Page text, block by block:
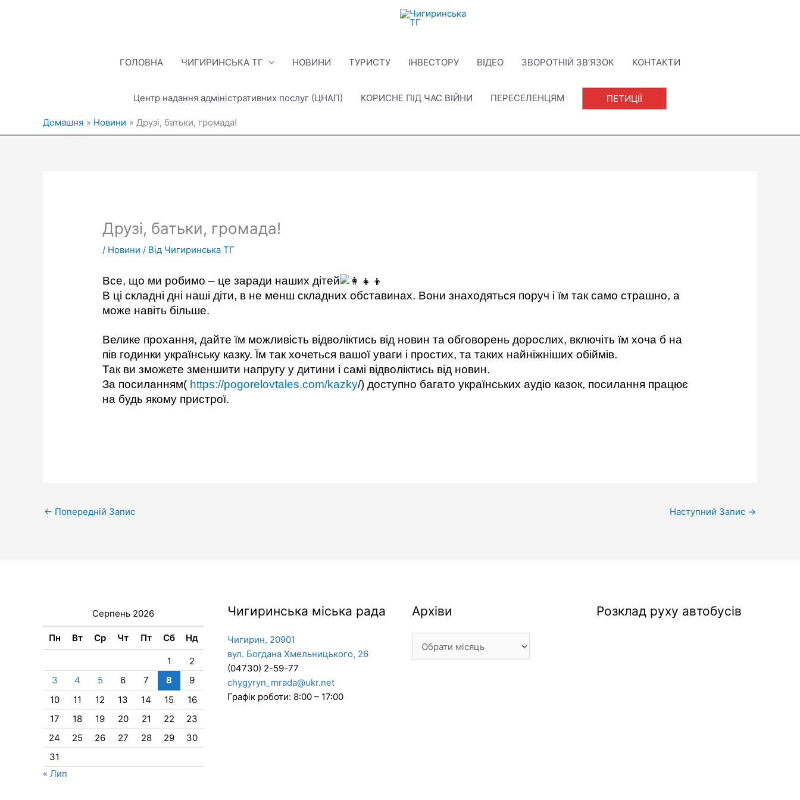
ГОЛОВНА ЧИГИРИНСЬКА ТГ НОВИНИ ТУРИСТУ ІНВЕСТОРУ ВІДЕО ЗВОРОТНІЙ ЗВ’ЯЗОК КОНТАКТИ
Центр надання адміністративних послуг (ЦНАП) КОРИСНЕ ПІД ЧАС ВІЙНИ ПЕРЕСЕЛЕНЦЯМ ПЕТИЦІЇ
Домашня Новини Друзі, батьки, громада!
Друзі, батьки, громада!
/ Новини / Від Чигиринська ТГ
Все, що ми робимо – це заради наших дітей
В ці складні дні наші діти, в не менш складних обставинах. Вони знаходяться поруч і їм так само страшно, а
може навіть більше.
Велике прохання, дайте їм можливість відволіктись від новин та обговорень дорослих, включіть їм хоча б на
пів годинки українську казку. Їм так хочеться вашої уваги і простих, та таких найніжніших обіймів.
Так ви зможете зменшити напругу у дитини і самі відволіктись від новин.
За посиланням( https://pogorelovtales.com/kazky/) доступно багато українських аудіо казок, посилання працює
на будь якому пристрої.
← Попередній Запис Наступний Запис →
Серпень 2026
Пн Вт Ср Чт Пт Сб Нд
1
2
3
4 5 6 7 8
9
10
11 12 13 14 15
16
17
18 19 20 21 22
23
24
25 26 27 28 29
30
31
« Лип
Чигиринська міська рада
Чигирин, 20901
вул. Богдана Хмельницького, 26
(04730) 2-59-77
chygyryn_mrada@ukr.net
Графік роботи: 8:00 – 17:00
Архіви
Архіви Розклад руху автобусів